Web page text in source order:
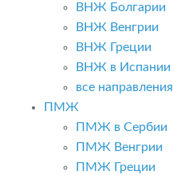
ВНЖ Болгарии
ВНЖ Венгрии
ВНЖ Греции
ВНЖ в Испании
все направления
ПМЖ
ПМЖ в Сербии
ПМЖ Венгрии
ПМЖ Греции